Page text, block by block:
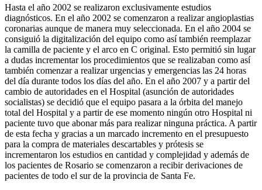
Hasta el año 2002 se realizaron exclusivamente estudios
diagnósticos. En el año 2002 se comenzaron a realizar angioplastias
coronarias aunque de manera muy seleccionada. En el año 2004 se
consiguió la digitalización del equipo como así también reemplazar
la camilla de paciente y el arco en C original. Esto permitió sin lugar
a dudas incrementar los procedimientos que se realizaban como así
también comenzar a realizar urgencias y emergencias las 24 horas
del día durante todos los días del año. En el año 2007 y a partir del
cambio de autoridades en el Hospital (asunción de autoridades
socialistas) se decidió que el equipo pasara a la órbita del manejo
total del Hospital y a partir de ese momento ningún otro Hospital ni
paciente tuvo que abonar más para realizar ninguna práctica. A partir
de esta fecha y gracias a un marcado incremento en el presupuesto
para la compra de materiales descartables y prótesis se
incrementaron los estudios en cantidad y complejidad y además de
los pacientes de Rosario se comenzaron a recibir derivaciones de
pacientes de todo el sur de la provincia de Santa Fe.